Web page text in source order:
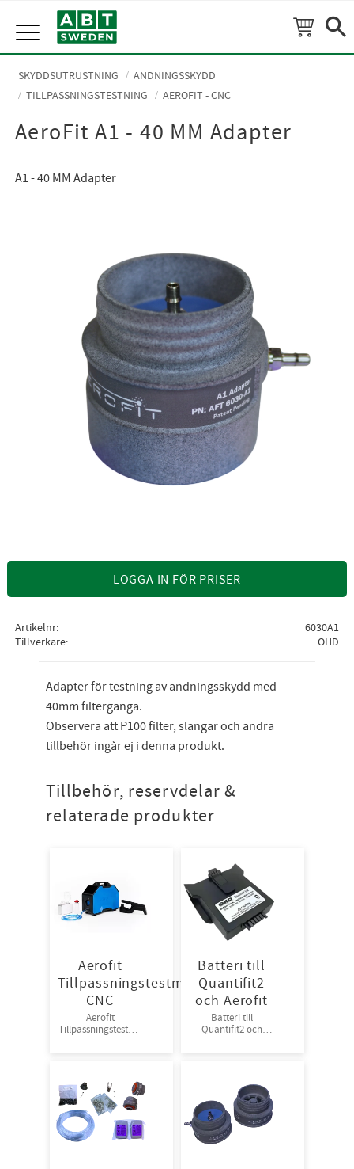
Meny
SKYDDSUTRUSTNING
ANDNINGSSKYDD
TILLPASSNINGSTESTNING
AEROFIT - CNC
AeroFit A1 - 40 MM Adapter
A1 - 40 MM Adapter
LOGGA IN FÖR PRISER
Artikelnr
6030A1
Tillverkare
OHD
Adapter för testning av andningsskydd med
40mm filtergänga.
Observera att P100 filter, slangar och andra
tillbehör ingår ej i denna produkt.
Tillbehör, reservdelar &
relaterade produkter
Aerofit
Tillpassningstestmaskin
CNC
Aerofit
Tillpassningstestma
Batteri till
Quantifit2
och Aerofit
Batteri till
Quantifit2 och